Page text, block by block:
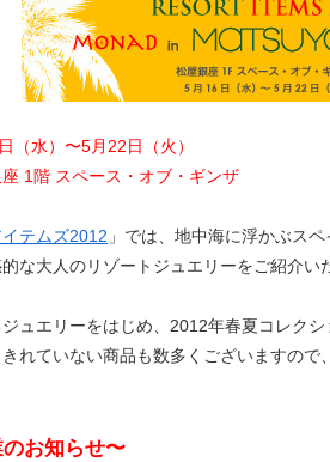
（水）〜5月22日（火）
1階 スペース・オブ・ギンザ
テムズ2012 」では、地中海に浮かぶス
な大人のリゾートジュエリーをご紹介い
ュエリーをはじめ、2012年春夏コレク
れていない商品も数多くございますので
お知らせ〜